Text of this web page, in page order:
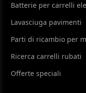
Batterie per carrelli
Lavasciuga pavimenti
Parti di ricambio per
Ricerca carrelli rubati
Offerte speciali